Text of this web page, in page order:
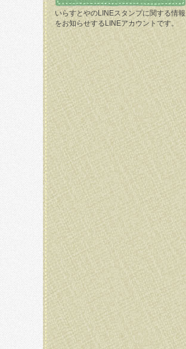
いらすとやのLINEスタンプに関する情報
をお知らせするLINEアカウントです。